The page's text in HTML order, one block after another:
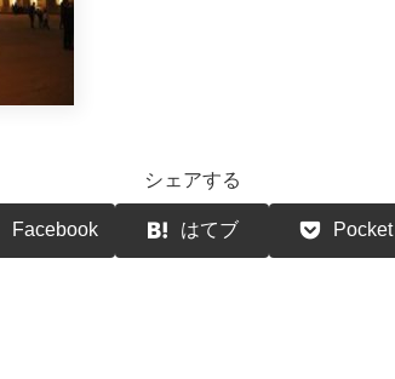
シェアする
Facebook はてブ Pocket